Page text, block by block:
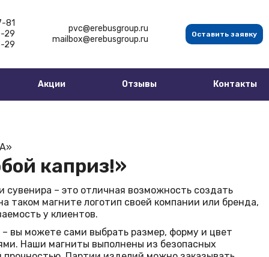
81
29
29
pvc@erebusgroup.ru
mailbox@erebusgroup.ru
Оставить заявку
Акции Отзывы Контакты
каприз!»
сувенира – это отличная возможность создать
таком магните логотип своей компании или бренда,
у клиентов.
– вы можете сами выбрать размер, форму и цвет
Наши магниты выполнены из безопасных